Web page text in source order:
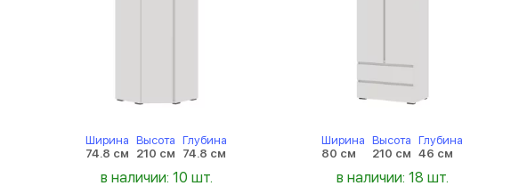
Ширина
74.8 см
Высота
210 см
Глубина
74.8 см
в наличии: 10 шт.
Ширина
80 см
Высота
210 см
Глубина
46 см
в наличии: 18 шт.